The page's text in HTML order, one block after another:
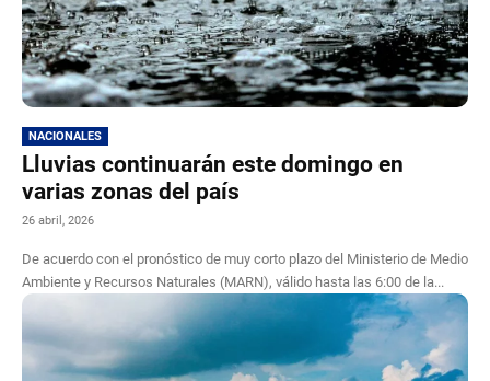
NACIONALES
Lluvias continuarán este domingo en
varias zonas del país
26 abril, 2026
De acuerdo con el pronóstico de muy corto plazo del Ministerio de Medio
Ambiente y Recursos Naturales (MARN), válido hasta las 6:00 de la...